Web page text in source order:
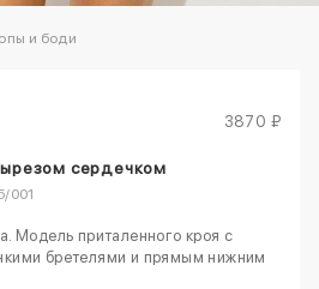
и боди
3870 ₽
сердечком
001
Модель приталенного кроя с
бретелями и прямым нижним